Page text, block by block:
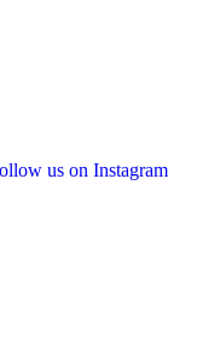
us on Instagram